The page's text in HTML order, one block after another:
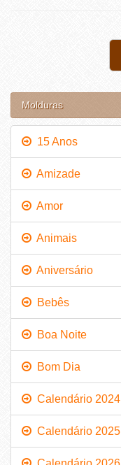
Molduras
15 Anos
Amizade
Amor
Animais
Aniversário
Bebês
Boa Noite
Bom Dia
Calendário 2024
Calendário 2025